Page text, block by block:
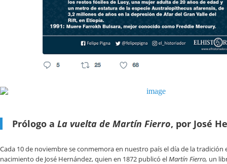
Prólogo a La vuelta de Martín Fierro, por José
Cada 10 de noviembre se conmemora en nuestro país el día de la tradición
nacimiento de José Hernández, quien en 1872 publicó elMartín Fierro, un